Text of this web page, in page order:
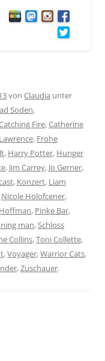
von Claudia unter
Soden,
Fire,Catherine
, Frohe
, Harry Potter, Hunger
, Jim Carrey, Jo Gerner,
, Konzert, Liam
Nicole Holofcener,
, Pinke Bar,
man,Schloss
Collins,Toni Collette,
,Voyager,Warrior Cats,
,Zuschauer.